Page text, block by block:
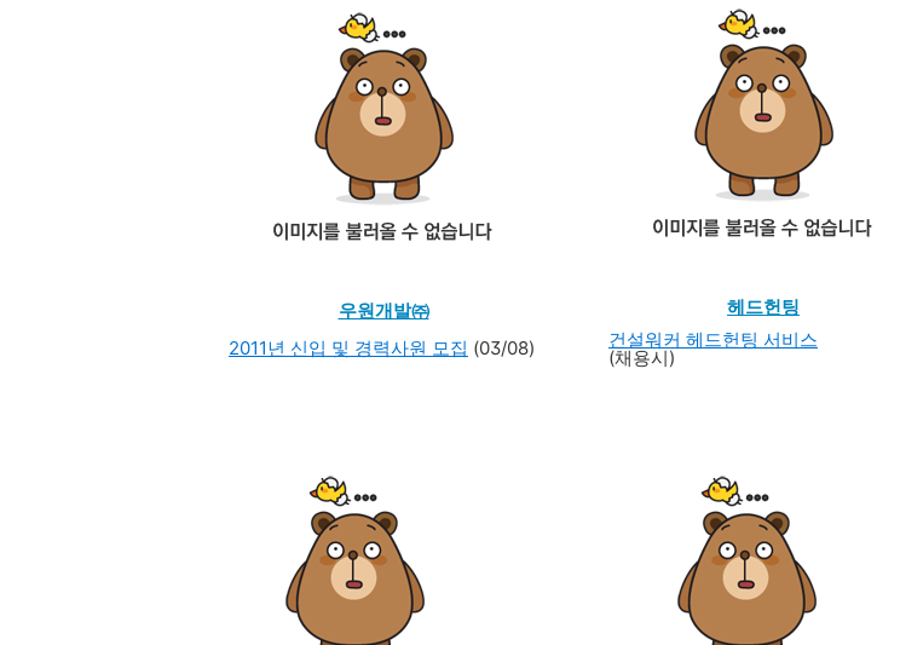
우원개발㈜
2011년 신입 및 경력사원 모집 (03/08)
헤드헌팅
건설워커 헤드헌팅 서비스
(채용시)